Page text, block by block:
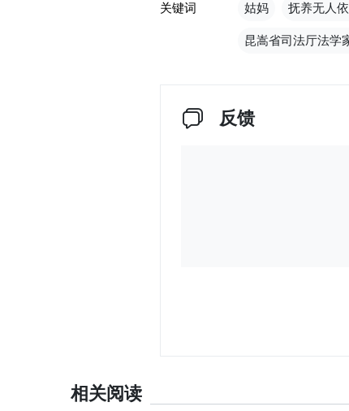
关键词 姑妈 抚养无人
昆嵩省司法厅法学
反馈
相关阅读